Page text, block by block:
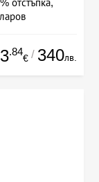
.84
€ / 340лв.